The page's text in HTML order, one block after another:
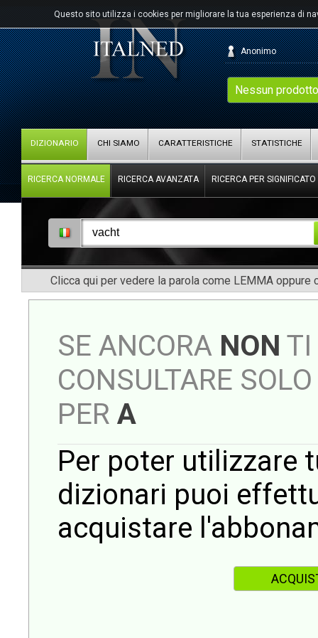
Questo sito utilizza i cookies per migliorare la tua esperienza di
Nessun
Anonimo
DIZIONARIO CHI SIAMO CARATTERISTICHE STATISTICHE
RICERCA NORMALE RICERCA AVANZATA RICERCA PER SIGNIFICATO
Clicca qui per vedere la parola come LEMMA oppure
SE ANCORA NON TI
CONSULTARE
PER A
Per poter utilizzare
dizionari puoi
acquistare